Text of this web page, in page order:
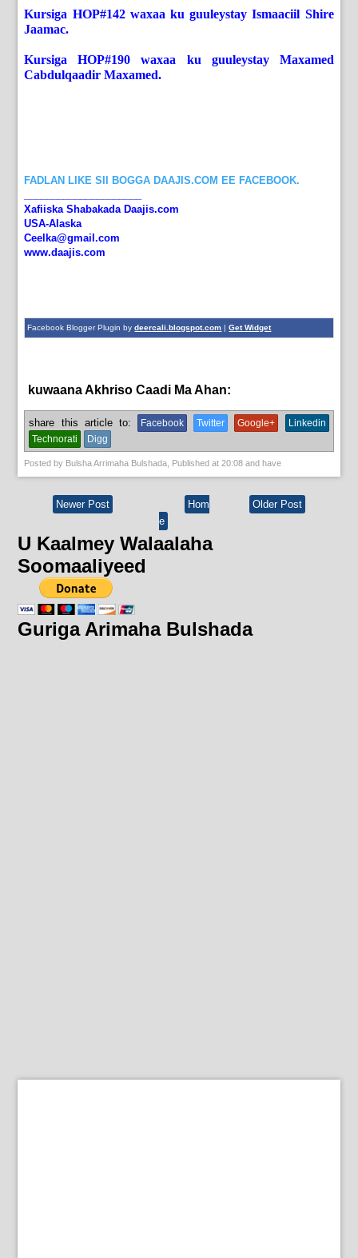
Kursiga HOP#142 waxaa ku guuleystay Ismaaciil Shire
Jaamac.
Kursiga HOP#190 waxaa ku guuleystay Maxamed
Cabdulqaadir Maxamed.
FADLAN LIKE SII BOGGA DAAJIS.COM EE FACEBOOK.
Xafiiska Shabakada Daajis.com
USA-Alaska
Ceelka@gmail.com
www.daajis.com
Facebook Blogger Plugin bydeercali.blogspot.com |Get Widget
kuwaana Akhriso Caadi Ma Ahan:
share this article to: Facebook Twitter Google+
Linkedin
Technorati
Digg
Posted by Bulsha Arrimaha Bulshada , Published at20:08 and have
Newer Post Older Post
Hom
e
U Kaalmey Walaalaha
Soomaaliyeed
Guriga Arimaha Bulshada